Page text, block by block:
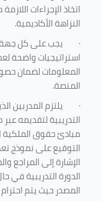
اتخاذ الإجراءات
النزاهة الأكاديمية.
· يجب على كل جهة
استراتيجيات واضحة
المعلومات لضمان
المنصة.
· يلتزم المدربين
التدريبية لتقديمه
مبادئ حقوق الملكية
التوقيع على نموذج
الإشارة إلى المراجع
الدورة التدريبية في
المصدر حيث يتم